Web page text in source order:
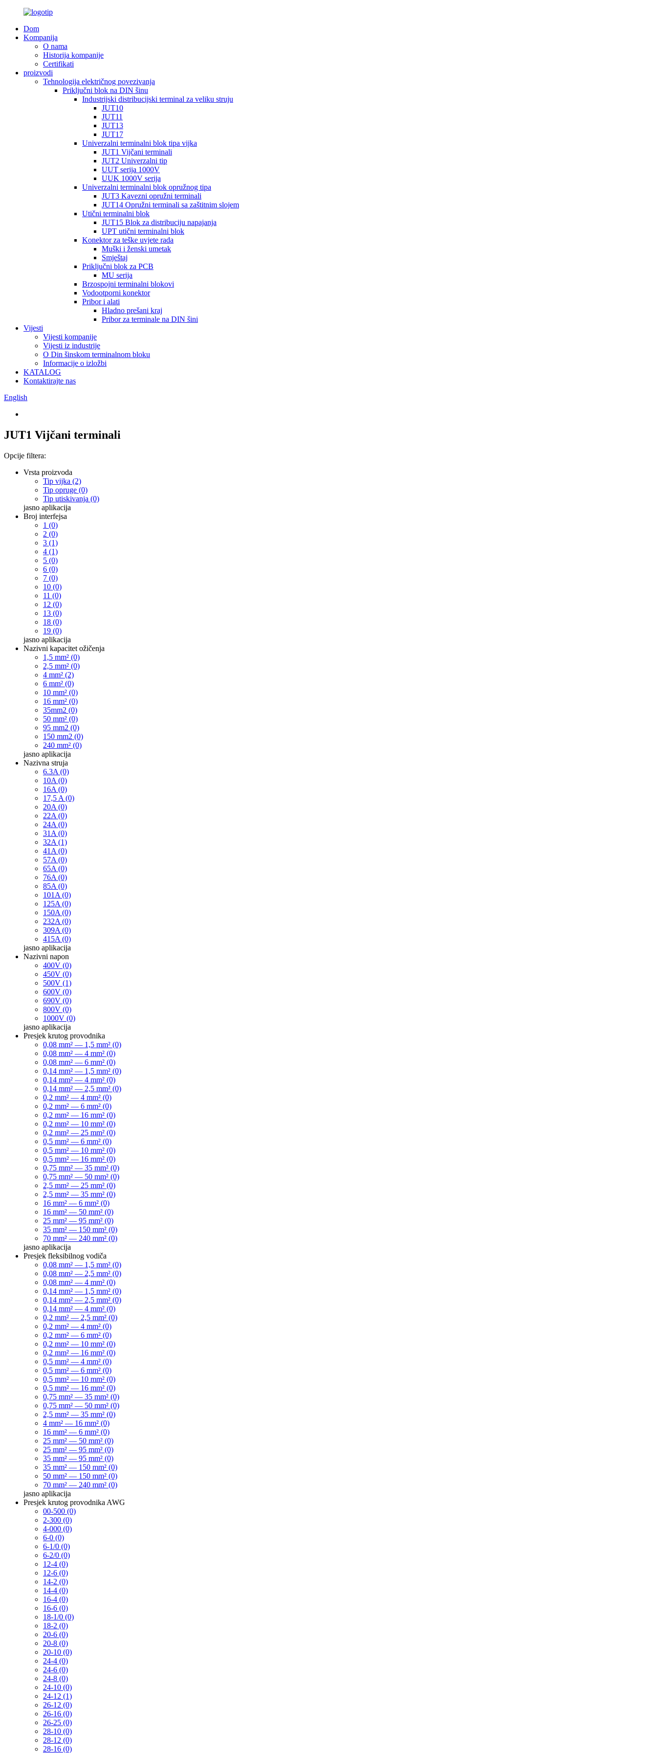
Dom
Kompanija
O nama
Historija kompanije
Certifikati
proizvodi
Tehnologija električnog povezivanja
Priključni blok na DIN šinu
Industrijski distribucijski terminal za veliku struju
JUT10
JUT11
JUT13
JUT17
Univerzalni terminalni blok tipa vijka
JUT1 Vijčani terminali
JUT2 Univerzalni tip
UUT serija 1000V
UUK 1000V serija
Univerzalni terminalni blok opružnog tipa
JUT3 Kavezni opružni terminali
JUT14 Opružni terminali sa zaštitnim slojem
Utični terminalni blok
JUT15 Blok za distribuciju napajanja
UPT utični terminalni blok
Konektor za teške uvjete rada
Muški i ženski umetak
Smještaj
Priključni blok za PCB
MU serija
Brzospojni terminalni blokovi
Vodootporni konektor
Pribor i alati
Hladno prešani kraj
Pribor za terminale na DIN šini
Vijesti
Vijesti kompanije
Vijesti iz industrije
O Din šinskom terminalnom bloku
Informacije o izložbi
KATALOG
Kontaktirajte nas
English
JUT1 Vijčani terminali
Opcije filtera:
Vrsta proizvoda
Tip vijka (2)
Tip opruge (0)
Tip utiskivanja (0)
jasno aplikacija
Broj interfejsa
1 (0)
2 (0)
3 (1)
4 (1)
5 (0)
6 (0)
7 (0)
10 (0)
11 (0)
12 (0)
13 (0)
18 (0)
19 (0)
jasno aplikacija
Nazivni kapacitet ožičenja
1,5 mm² (0)
2,5 mm² (0)
4 mm² (2)
6 mm² (0)
10 mm² (0)
16 mm² (0)
35mm2 (0)
50 mm² (0)
95 mm2 (0)
150 mm2 (0)
240 mm² (0)
jasno aplikacija
Nazivna struja
6.3A (0)
10A (0)
16A (0)
17,5 A (0)
20A (0)
22A (0)
24A (0)
31A (0)
32A (1)
41A (0)
57A (0)
65A (0)
76A (0)
85A (0)
101A (0)
125A (0)
150A (0)
232A (0)
309A (0)
415A (0)
jasno aplikacija
Nazivni napon
400V (0)
450V (0)
500V (1)
600V (0)
690V (0)
800V (0)
1000V (0)
jasno aplikacija
Presjek krutog provodnika
0,08 mm² — 1,5 mm² (0)
0,08 mm² — 4 mm² (0)
0,08 mm² — 6 mm² (0)
0,14 mm² — 1,5 mm² (0)
0,14 mm² — 4 mm² (0)
0,14 mm² — 2,5 mm² (0)
0,2 mm² — 4 mm² (0)
0,2 mm² — 6 mm² (0)
0,2 mm² — 16 mm² (0)
0,2 mm² — 10 mm² (0)
0,2 mm² — 25 mm² (0)
0,5 mm² — 6 mm² (0)
0,5 mm² — 10 mm² (0)
0,5 mm² — 16 mm² (0)
0,75 mm² — 35 mm² (0)
0,75 mm² — 50 mm² (0)
2,5 mm² — 25 mm² (0)
2,5 mm² — 35 mm² (0)
16 mm² — 6 mm² (0)
16 mm² — 50 mm² (0)
25 mm² — 95 mm² (0)
35 mm² — 150 mm² (0)
70 mm² — 240 mm² (0)
jasno aplikacija
Presjek fleksibilnog vodiča
0,08 mm² — 1,5 mm² (0)
0,08 mm² — 2,5 mm² (0)
0,08 mm² — 4 mm² (0)
0,14 mm² — 1,5 mm² (0)
0,14 mm² — 2,5 mm² (0)
0,14 mm² — 4 mm² (0)
0,2 mm² — 2,5 mm² (0)
0,2 mm² — 4 mm² (0)
0,2 mm² — 6 mm² (0)
0,2 mm² — 10 mm² (0)
0,2 mm² — 16 mm² (0)
0,5 mm² — 4 mm² (0)
0,5 mm² — 6 mm² (0)
0,5 mm² — 10 mm² (0)
0,5 mm² — 16 mm² (0)
0,75 mm² — 35 mm² (0)
0,75 mm² — 50 mm² (0)
2,5 mm² — 35 mm² (0)
4 mm² — 16 mm² (0)
16 mm² — 6 mm² (0)
25 mm² — 50 mm² (0)
25 mm² — 95 mm² (0)
35 mm² — 95 mm² (0)
35 mm² — 150 mm² (0)
50 mm² — 150 mm² (0)
70 mm² — 240 mm² (0)
jasno aplikacija
Presjek krutog provodnika AWG
00-500 (0)
2-300 (0)
4-000 (0)
6-0 (0)
6-1/0 (0)
6-2/0 (0)
12-4 (0)
12-6 (0)
14-2 (0)
14-4 (0)
16-4 (0)
16-6 (0)
18-1/0 (0)
18-2 (0)
20-6 (0)
20-8 (0)
20-10 (0)
24-4 (0)
24-6 (0)
24-8 (0)
24-10 (0)
24-12 (1)
26-12 (0)
26-16 (0)
26-25 (0)
28-10 (0)
28-12 (0)
28-16 (0)